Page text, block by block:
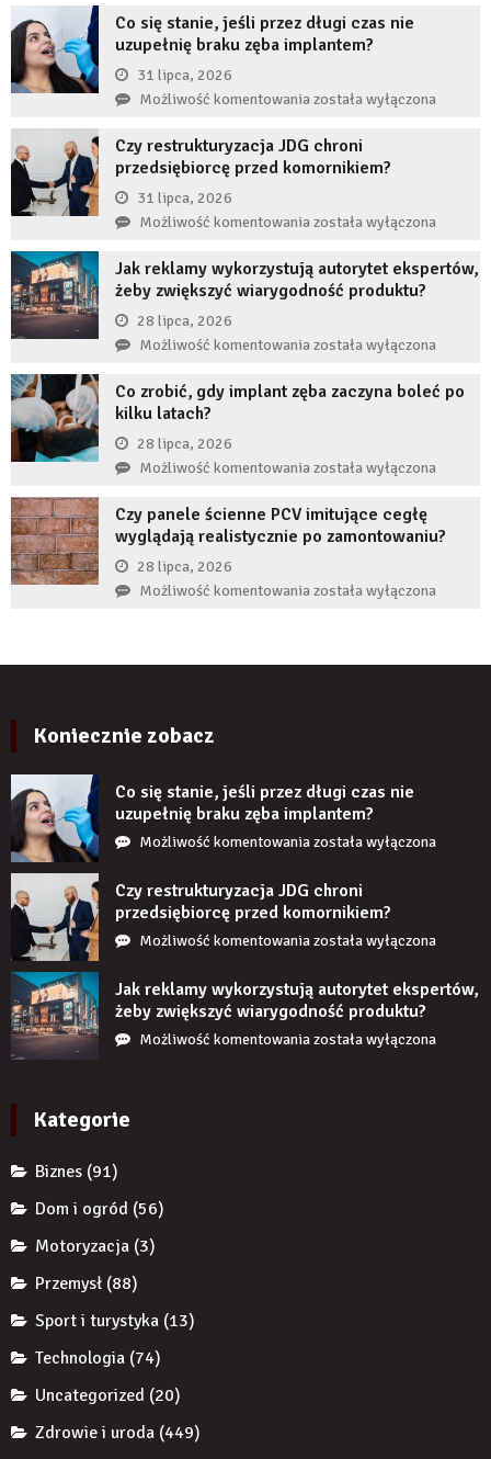
Co się stanie, jeśli przez długi czas nie
uzupełnię braku zęba implantem?
31 lipca, 2026
Możliwość komentowaniaCo
stanie,
jeśli
długi
uzupełnię
implantem?
została wyłączona
Czy restrukturyzacja JDG chroni
przedsiębiorcę przed komornikiem?
31 lipca, 2026
Możliwość komentowaniaCzy
JDG
chroni
przed
komornikiem?
została wyłączona
Jak reklamy wykorzystują autorytet ekspertów,
żeby zwiększyć wiarygodność produktu?
28 lipca, 2026
Możliwość komentowaniaJak
wykorzystują
żeby
zwiększyć
wiarygodność
produktu?
została wyłączona
Co zrobić, gdy implant zęba zaczyna boleć po
kilku latach?
28 lipca, 2026
Możliwość komentowaniaCo
gdy
implant
zaczyna
została wyłączona
Czy panele ścienne PCV imitujące cegłę
wyglądają realistycznie po zamontowaniu?
28 lipca, 2026
Możliwość komentowaniaCzy
zamontowaniu?
została wyłączona
Koniecznie zobacz
Co się stanie, jeśli przez długi czas nie
uzupełnię braku zęba implantem?
Możliwość komentowaniaCo
stanie,
jeśli
przez
czas
nie
uzupełnię
braku
została wyłączona
Czy restrukturyzacja JDG chroni
przedsiębiorcę przed komornikiem?
Możliwość komentowaniaCzy
JDG
chroni
przedsiębiorcę
została wyłączona
Jak reklamy wykorzystują autorytet ekspertów,
żeby zwiększyć wiarygodność produktu?
Możliwość komentowaniaJak
została wyłączona
Kategorie
Biznes (91)
Dom i ogród (56)
Motoryzacja (3)
Przemysł (88)
Sport i turystyka (13)
Technologia (74)
Uncategorized (20)
Zdrowie i uroda (449)